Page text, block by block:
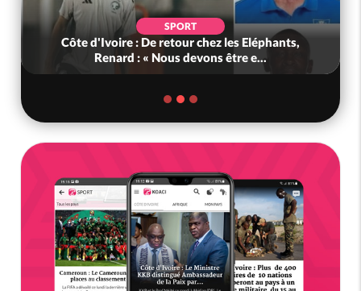
SPORT
Côte d'Ivoire : De retour chez les Eléphants,
Renard : « Nous devons être e...